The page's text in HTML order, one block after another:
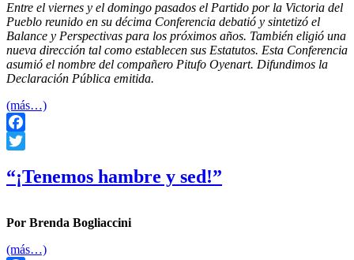
Entre el viernes y el domingo pasados el Partido por la Victoria del
Pueblo reunido en su décima Conferencia debatió y sintetizó el
Balance y Perspectivas para los próximos años. También eligió una
nueva dirección tal como establecen sus Estatutos. Esta Conferencia
asumió el nombre del compañero Pitufo Oyenart. Difundimos la
Declaración Pública emitida.
(más…)
Facebook
“¡Tenemos hambre y sed!”
Por Brenda Bogliaccini
(más…)